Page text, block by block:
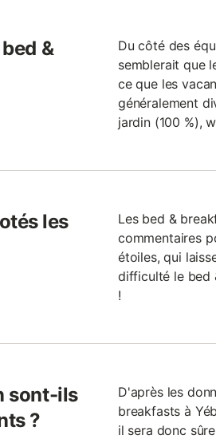
&
Du côté des
semblerait que
ce que les
généralement
jardin (100 %),
les
Les bed &
commentaires
étoiles, qui
difficulté le bed
!
sont-ils
?
D'après les
breakfasts à
il sera donc